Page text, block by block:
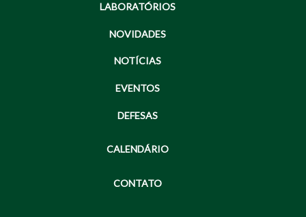
LABORATÓRIOS
NOVIDADES
NOTÍCIAS
EVENTOS
DEFESAS
CALENDÁRIO
CONTATO